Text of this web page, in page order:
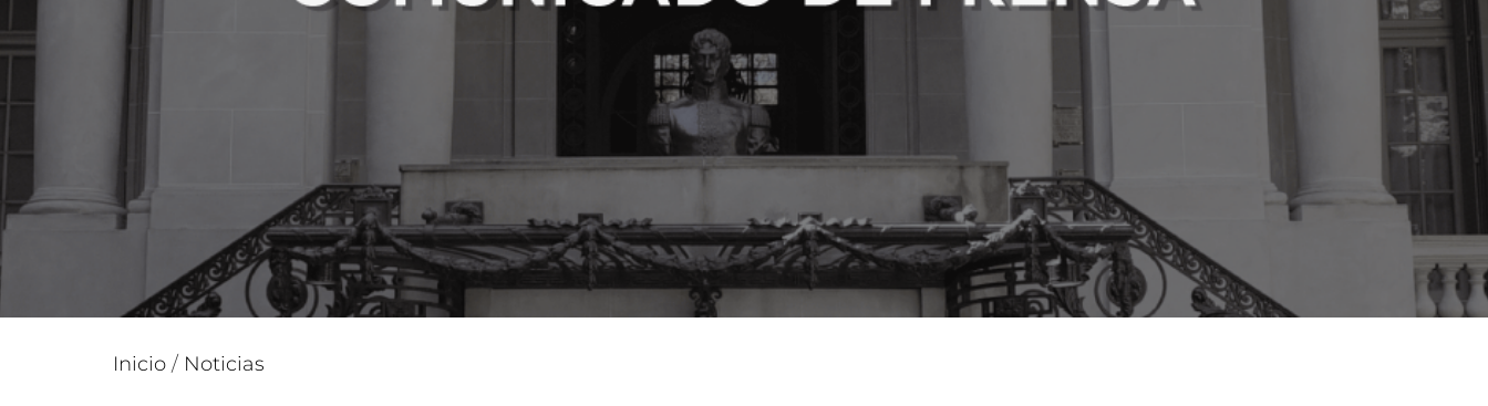
Inicio / Noticias